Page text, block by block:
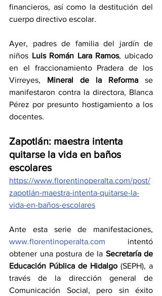
financieros, así como la destitución del
cuerpo directivo escolar.
Ayer, padres de familia del jardín de
niños Luis Román Lara Ramos, ubicado
en el fraccionamiento Pradera de los
Virreyes, Mineral de la Reforma se
manifestaron contra la directora, Blanca
Pérez por presunto hostigamiento a los
docentes.
Zapotlán: maestra intenta
quitarse la vida en baños
escolares
https://www.florentinoperalta.com/post/
zapotlán-maestra-intenta-quitarse-la-
vida-en-baños-escolares
www.florentinoperalta.com intentó
obtener una postura de la Secretaría de
Educación Pública de Hidalgo (SEPH), a
través de la dirección general de
Comunicación Social, pero sin éxito